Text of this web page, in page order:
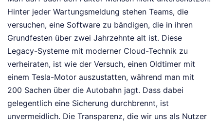
Hinter jeder Wartungsmeldung stehen Teams, die
versuchen, eine Software zu bändigen, die in ihren
Grundfesten über zwei Jahrzehnte alt ist. Diese
Legacy-Systeme mit moderner Cloud-Technik zu
verheiraten, ist wie der Versuch, einen Oldtimer mit
einem Tesla-Motor auszustatten, während man mit
200 Sachen über die Autobahn jagt. Dass dabei
gelegentlich eine Sicherung durchbrennt, ist
unvermeidlich. Die Transparenz, die wir uns als Nutzer